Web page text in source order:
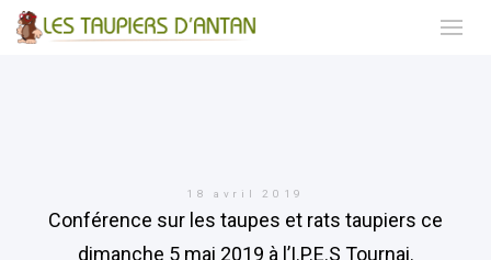
18 avril 2019
Conférence sur les taupes et rats taupiers ce
dimanche 5 mai 2019 à l’I.P.E.S Tournai.